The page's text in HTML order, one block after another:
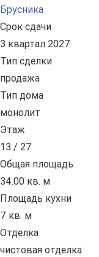
Брусника
Срок сдачи
3 квартал 2027
Тип сделки
продажа
Тип дома
монолит
Этаж
13 / 27
Общая площадь
34.00 кв. м
Площадь кухни
7 кв. м
Отделка
чистовая отделка